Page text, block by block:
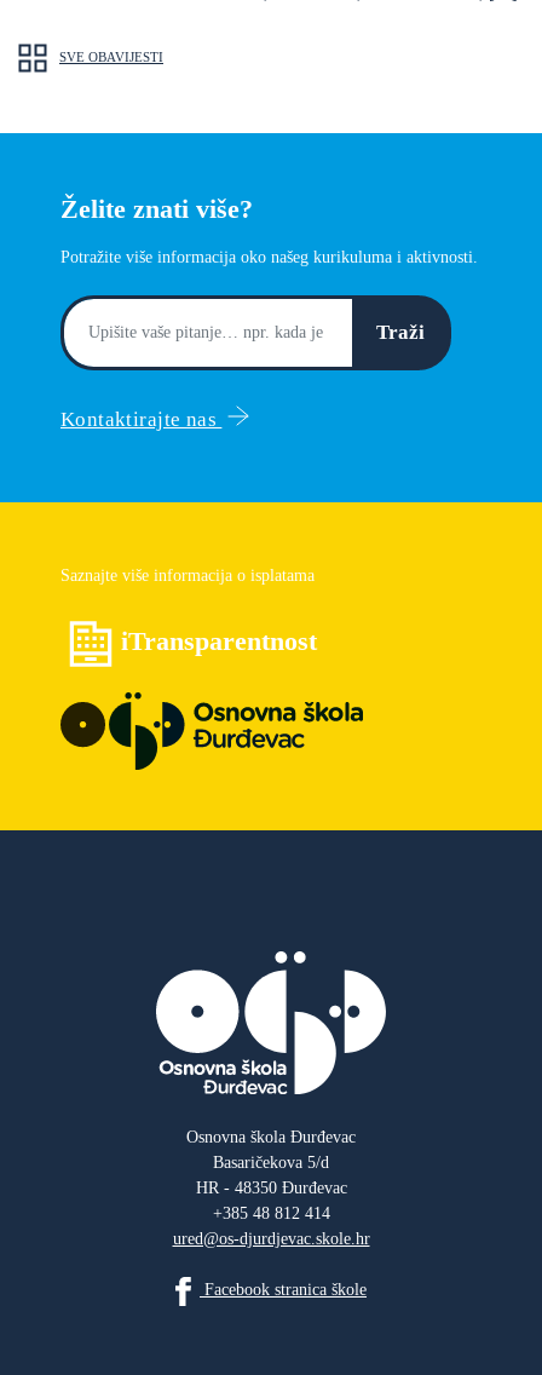
SVE OBAVIJESTI
Želite znati više?
Potražite više informacija oko našeg kurikuluma i aktivnosti.
Traži
Kontaktirajte nas
Saznajte više informacija o isplatama
iTransparentnost
Osnovna škola Đurđevac
Basaričekova 5/d
HR - 48350 Đurđevac
+385 48 812 414
ured@os-djurdjevac.skole.hr
Facebook stranica škole